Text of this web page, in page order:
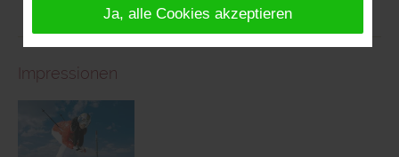
Impressionen
Ja, alle Cookies akzeptieren